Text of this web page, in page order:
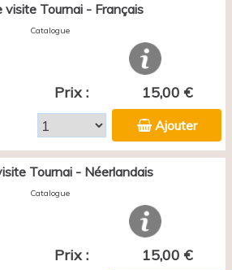
visite Tournai - Français
Catalogue
Prix : 15,00 €
Ajouter
Tournai - Néerlandais
Catalogue
Prix : 15,00 €